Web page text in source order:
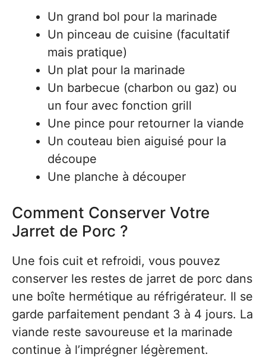
Un grand bol pour la marinade
Un pinceau de cuisine (facultatif
mais pratique)
Un plat pour la marinade
Un barbecue (charbon ou gaz) ou
un four avec fonction grill
Une pince pour retourner la viande
Un couteau bien aiguisé pour la
découpe
Une planche à découper
Comment Conserver Votre
Jarret de Porc ?
Une fois cuit et refroidi, vous pouvez
conserver les restes de jarret de porc dans
une boîte hermétique au réfrigérateur. Il se
garde parfaitement pendant 3 à 4 jours. La
viande reste savoureuse et la marinade
continue à l’imprégner légèrement.